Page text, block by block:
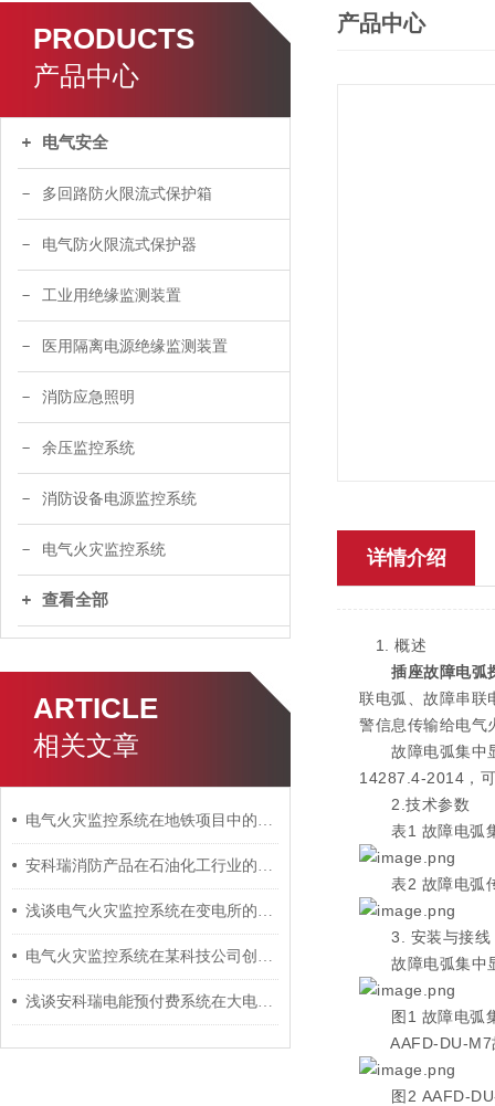
PRODUCTS
产品中心
电气安全
多回路防火限流式保护箱
电气防火限流式保护器
工业用绝缘监测装置
医用隔离电源绝缘监测装置
消防应急照明
余压监控系统
消防设备电源监控系统
电气火灾监控系统
查看全部
ARTICLE
相关文章
电气火灾监控系统在地铁项目中的应用
安科瑞消防产品在石油化工行业的应用探讨
浅谈电气火灾监控系统在变电所的应用
电气火灾监控系统在某科技公司创意园上的应用
浅谈安科瑞电能预付费系统在大电力客户中的设计及应用分析
产品中心
详情介绍
1. 概述
插座故障电弧
联电弧、故障串联
警信息传输给电气
故障电弧集中显
14287.4-2014，
2.技术参数
表1 故障电弧集
表2 故障电弧传
3. 安装与接线
故障电弧集中显
图1 故障电弧集
AAFD-DU-M7
图2 AAFD-DU-